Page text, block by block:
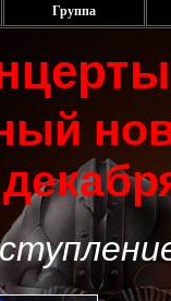
Группа